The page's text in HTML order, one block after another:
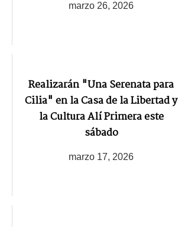
marzo 26, 2026
Realizarán "Una Serenata para
Cilia" en la Casa de la Libertad y
la Cultura Alí Primera este
sábado
marzo 17, 2026